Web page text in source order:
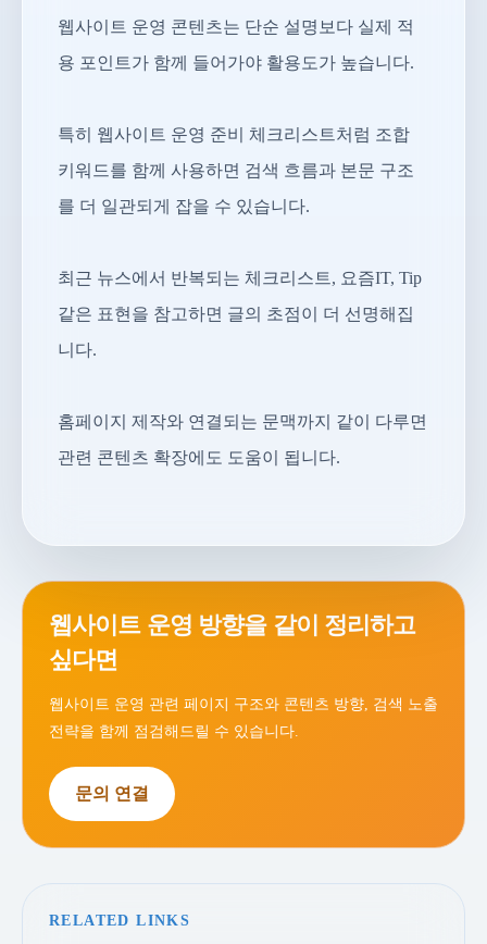
웹사이트 운영 콘텐츠는 단순 설명보다 실제 적
용 포인트가 함께 들어가야 활용도가 높습니다.
특히 웹사이트 운영 준비 체크리스트처럼 조합
키워드를 함께 사용하면 검색 흐름과 본문 구조
를 더 일관되게 잡을 수 있습니다.
최근 뉴스에서 반복되는 체크리스트, 요즘IT, Tip
같은 표현을 참고하면 글의 초점이 더 선명해집
니다.
홈페이지 제작와 연결되는 문맥까지 같이 다루면
관련 콘텐츠 확장에도 도움이 됩니다.
웹사이트 운영 방향을 같이 정리하고
싶다면
웹사이트 운영 관련 페이지 구조와 콘텐츠 방향, 검색 노출
전략을 함께 점검해드릴 수 있습니다.
문의 연결
RELATED LINKS